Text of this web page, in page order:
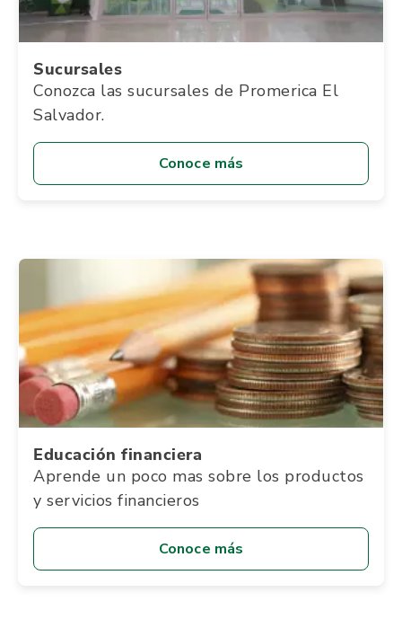
Sucursales
Conozca las sucursales de Promerica El
Salvador.
Conoce más
Educación financiera
Aprende un poco mas sobre los productos
y servicios financieros
Conoce más